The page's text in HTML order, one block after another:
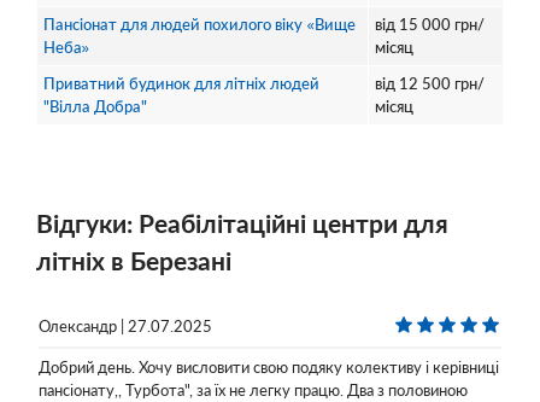
Пансіонат для людей похилого віку «Вище
Неба»
від 15 000 грн/
місяц
Приватний будинок для літніх людей
"Вілла Добра"
від 12 500грн/
місяц
Відгуки: Реабілітаційні центри для
літніх в Березані
Олександр | 27.07.2025
Добрий день. Хочу висловити свою подяку колективу і керівниці
пансіонату,, Турбота", за їх не легку працю. Два з половиною